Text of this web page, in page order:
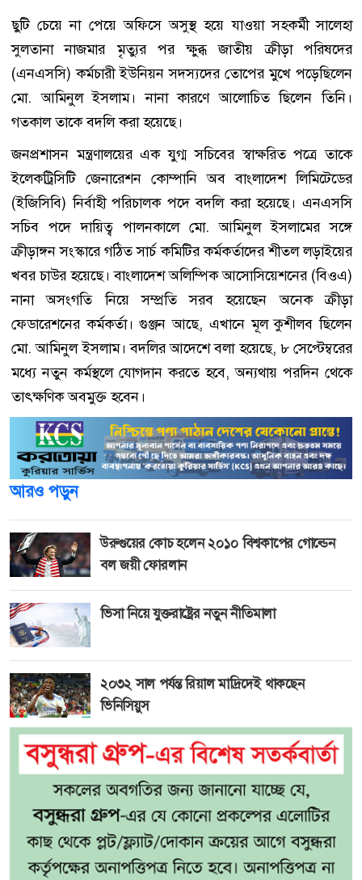
ছুটি চেয়ে না পেয়ে অফিসে অসুস্থ হয়ে যাওয়া সহকর্মী সালেহা
সুলতানা নাজমার মৃত্যুর পর ক্ষুব্ধ জাতীয় ক্রীড়া পরিষদের
(এনএসসি) কর্মচারী ইউনিয়ন সদস্যদের তোপের মুখে পড়েছিলেন
মো. আমিনুল ইসলাম। নানা কারণে আলোচিত ছিলেন তিনি।
গতকাল তাকে বদলি করা হয়েছে।
জনপ্রশাসন মন্ত্রণালয়ের এক যুগ্ম সচিবের স্বাক্ষরিত পত্রে তাকে
ইলেকট্রিসিটি জেনারেশন কোম্পানি অব বাংলাদেশ লিমিটেডের
(ইজিসিবি) নির্বাহী পরিচালক পদে বদলি করা হয়েছে। এনএসসি
সচিব পদে দায়িত্ব পালনকালে মো. আমিনুল ইসলামের সঙ্গে
ক্রীড়াঙ্গন সংস্কারে গঠিত সার্চ কমিটির কর্মকর্তাদের শীতল লড়াইয়ের
খবর চাউর হয়েছে। বাংলাদেশ অলিম্পিক আসোসিয়েশনের (বিওএ)
নানা অসংগতি নিয়ে সম্প্রতি সরব হয়েছেন অনেক ক্রীড়া
ফেডারেশনের কর্মকর্তা। গুঞ্জন আছে, এখানে মূল কুশীলব ছিলেন
মো. আমিনুল ইসলাম। বদলির আদেশে বলা হয়েছে, ৮ সেপ্টেম্বরের
মধ্যে নতুন কর্মস্থলে যোগদান করতে হবে, অন্যথায় পরদিন থেকে
তাৎক্ষণিক অবমুক্ত হবেন।
আরও পড়ুন
উরুগুয়ের কোচ হলেন ২০১০ বিশ্বকাপের গোল্ডেন
বল জয়ী ফোরলান
ভিসা নিয়ে যুক্তরাষ্ট্রের নতুন নীতিমালা
২০৩২ সাল পর্যন্ত রিয়াল মাদ্রিদেই থাকছেন
ভিনিসিয়ুস